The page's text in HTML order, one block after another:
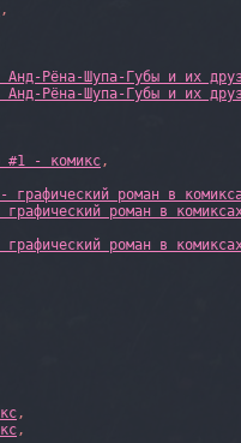
,
Анд-Рёна-Шупа-Губы и их
Анд-Рёна-Шупа-Губы и их
#1 - комикс,
графический роман в
роман в
роман в
,
,